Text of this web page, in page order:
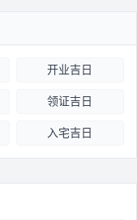
开业吉日
领证吉日
入宅吉日